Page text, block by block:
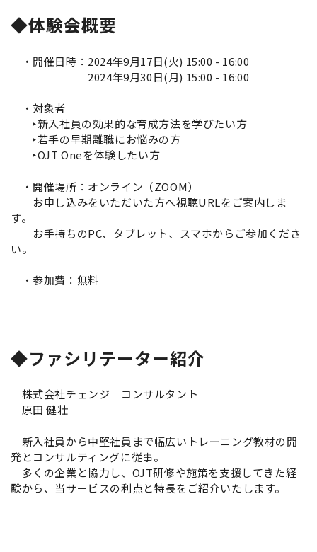
◆体験会概要
・開催日時：2024年9月17日(火) 15:00 - 16:00
2024年9月30日(月) 15:00 - 16:00
・対象者
‣新入社員の効果的な育成方法を学びたい方
‣若手の早期離職にお悩みの方
‣OJT Oneを体験したい方
・開催場所：オンライン（ZOOM）
お申し込みをいただいた方へ視聴URLをご案内しま
す。
お手持ちのPC、タブレット、スマホからご参加くださ
い。
・参加費：無料
◆ファシリテーター紹介
株式会社チェンジ コンサルタント
原田 健壮
新入社員から中堅社員まで幅広いトレーニング教材の開
発とコンサルティングに従事。
多くの企業と協力し、OJT研修や施策を支援してきた経
験から、当サービスの利点と特長をご紹介いたします。